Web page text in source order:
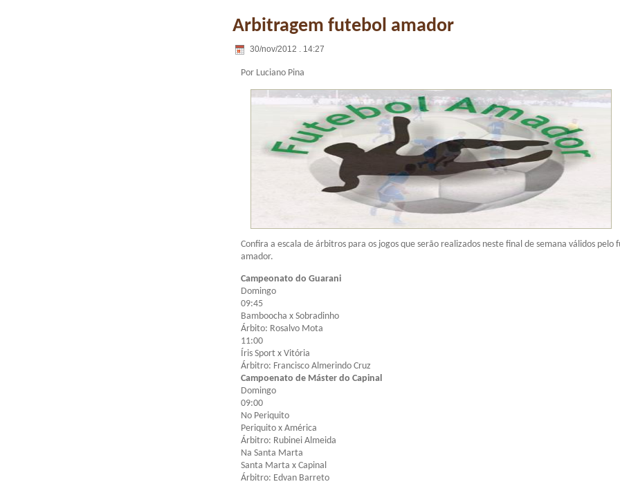
Arbitragem futebol amador
30/nov/2012 . 14:27
Por Luciano Pina
Confira a escala de árbitros para os jogos que serão realizados neste final de semana válidos pelo
amador.
Campeonato do Guarani
Domingo
09:45
Bamboocha x Sobradinho
Árbito: Rosalvo Mota
11:00
Íris Sport x Vitória
Árbitro: Francisco Almerindo Cruz
Campoenato de Máster do Capinal
Domingo
09:00
No Periquito
Periquito x América
Árbitro: Rubinei Almeida
Na Santa Marta
Santa Marta x Capinal
Árbitro: Edvan Barreto